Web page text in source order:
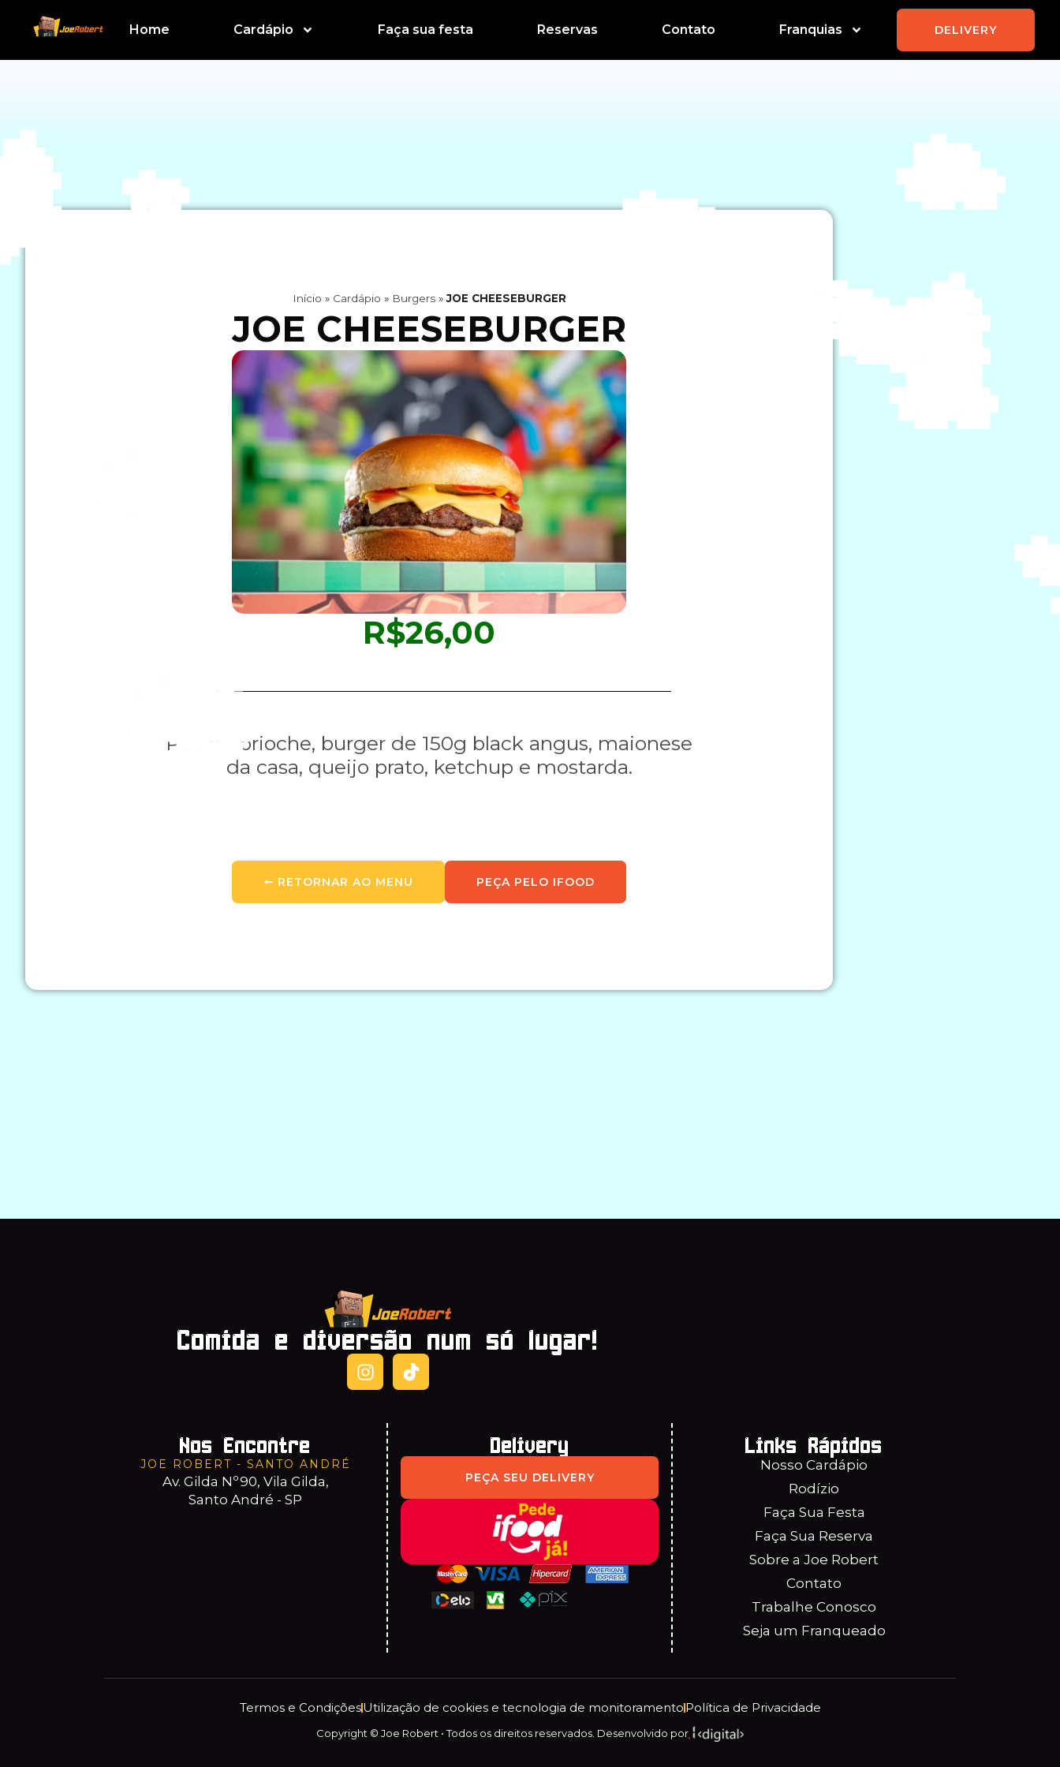
Home Cardápio Faça sua festa Reservas Contato Franquias DELIVERY
Início » Cardápio » Burgers»JOE CHEESEBURGER
JOE CHEESEBURGER
R$26,00
Pão de brioche, burger de 150g black angus, maionese
da casa, queijo prato, ketchup e mostarda.
🠔 RETORNAR AO MENU PEÇA PELO IFOOD
Comida e diversão num só lugar!
Nos Encontre
JOE ROBERT - SANTO ANDRÉ
Av. Gilda Nº90, Vila Gilda,
Santo André - SP
Delivery
PEÇA SEU DELIVERY
Links Rápidos
Nosso Cardápio
Rodízio
Faça Sua Festa
Faça Sua Reserva
Sobre a Joe Robert
Contato
Trabalhe Conosco
Seja um Franqueado
Termos e CondiçõesUtilização de cookies e tecnologia de monitoramentoPolítica de Privacidade
Copyright © Joe Robert • Todos os direitos reservados. Desenvolvido por